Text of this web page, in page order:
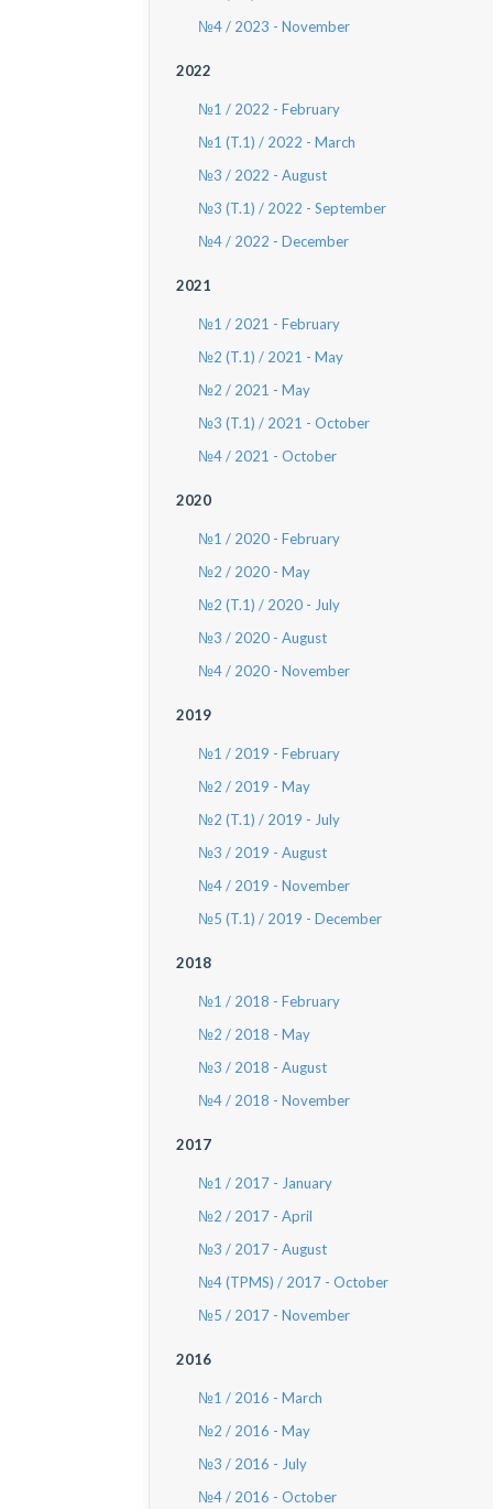
№4 / 2023 - November
2022
№1 / 2022 - February
№1 (T.1) / 2022 - March
№3 / 2022 - August
№3 (T.1) / 2022 - September
№4 / 2022 - December
2021
№1 / 2021 - February
№2 (T.1) / 2021 - May
№2 / 2021 - May
№3 (T.1) / 2021 - October
№4 / 2021 - October
2020
№1 / 2020 - February
№2 / 2020 - May
№2 (T.1) / 2020 - July
№3 / 2020 - August
№4 / 2020 - November
2019
№1 / 2019 - February
№2 / 2019 - May
№2 (T.1) / 2019 - July
№3 / 2019 - August
№4 / 2019 - November
№5 (T.1) / 2019 - December
2018
№1 / 2018 - February
№2 / 2018 - May
№3 / 2018 - August
№4 / 2018 - November
2017
№1 / 2017 - January
№2 / 2017 - April
№3 / 2017 - August
№4 (TPMS) / 2017 - October
№5 / 2017 - November
2016
№1 / 2016 - March
№2 / 2016 - May
№3 / 2016 - July
№4 / 2016 - October